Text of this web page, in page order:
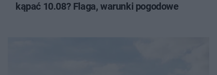
kąpać 10.08? Flaga, warunki pogodowe